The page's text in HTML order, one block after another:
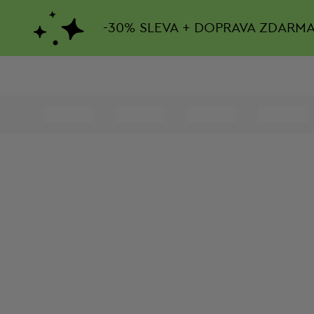
-30% SLEVA + DOPRAVA ZDARMA